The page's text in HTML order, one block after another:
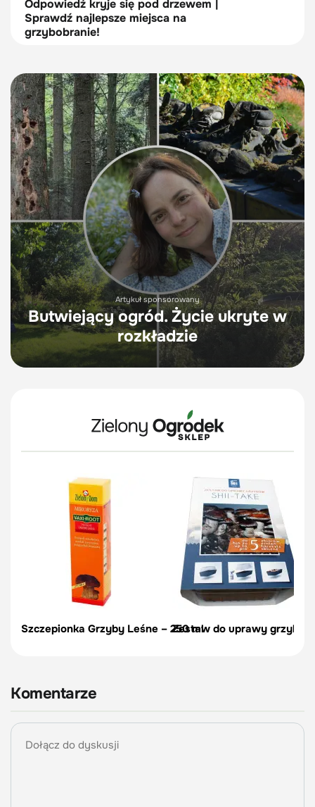
Odpowiedź kryje się pod drzewem |
Sprawdź najlepsze miejsca na
grzybobranie!
Artykuł sponsorowany
Butwiejący ogród. Życie ukryte w
rozkładzie
Szczepionka Grzyby Leśne – 250 mlZestaw do uprawy
Komentarze